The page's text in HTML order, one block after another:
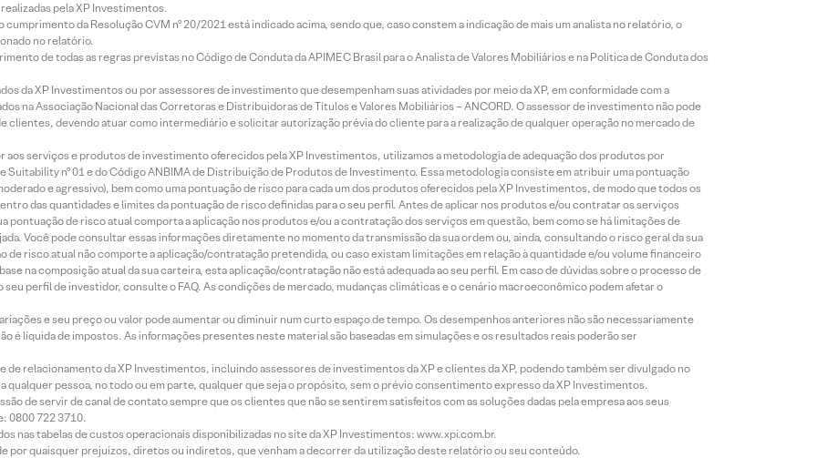
pela XP Investimentos.
da Resolução CVM nº 20/2021 está indicado acima, sendo que, caso constem a indicação de mais um analista no relatório, o
no relatório.
de todas as regras previstas no Código de Conduta da APIMEC Brasil para o Analista de Valores Mobiliários e na Política de Conduta dos
da XP Investimentos ou por assessores de investimento que desempenham suas atividades por meio da XP, em conformidade com a
na Associação Nacional das Corretoras e Distribuidoras de Títulos e Valores Mobiliários – ANCORD. O assessor de investimento não pode
devendo atuar como intermediário e solicitar autorização prévia do cliente para a realização de qualquer operação no mercado de
aos serviços e produtos de investimento oferecidos pela XP Investimentos, utilizamos a metodologia de adequação dos produtos por
nº 01 e do Código ANBIMA de Distribuição de Produtos de Investimento. Essa metodologia consiste em atribuir uma pontuação
e agressivo), bem como uma pontuação de risco para cada um dos produtos oferecidos pela XP Investimentos, de modo que todos os
das quantidades e limites da pontuação de risco definidas para o seu perfil. Antes de aplicar nos produtos e/ou contratar os serviços
de risco atual comporta a aplicação nos produtos e/ou a contratação dos serviços em questão, bem como se há limitações de
Você pode consultar essas informações diretamente no momento da transmissão da sua ordem ou, ainda, consultando o risco geral da sua
de risco atual não comporte a aplicação/contratação pretendida, ou caso existam limitações em relação à quantidade e/ou volume financeiro
na composição atual da sua carteira, esta aplicação/contratação não está adequada ao seu perfil. Em caso de dúvidas sobre o processo de
perfil de investidor, consulte o FAQ. As condições de mercado, mudanças climáticas e o cenário macroeconômico podem afetar o
e seu preço ou valor pode aumentar ou diminuir num curto espaço de tempo. Os desempenhos anteriores não são necessariamente
é líquida de impostos. As informações presentes neste material são baseadas em simulações e os resultados reais poderão ser
relacionamento da XP Investimentos, incluindo assessores de investimentos da XP e clientes da XP, podendo também ser divulgado no
qualquer pessoa, no todo ou em parte, qualquer que seja o propósito, sem o prévio consentimento expresso da XP Investimentos.
de servir de canal de contato sempre que os clientes que não se sentirem satisfeitos com as soluções dadas pela empresa aos seus
0800 722 3710.
nas tabelas de custos operacionais disponibilizadas no site da XP Investimentos: www.xpi.com.br.
por quaisquer prejuízos, diretos ou indiretos, que venham a decorrer da utilização deste relatório ou seu conteúdo.